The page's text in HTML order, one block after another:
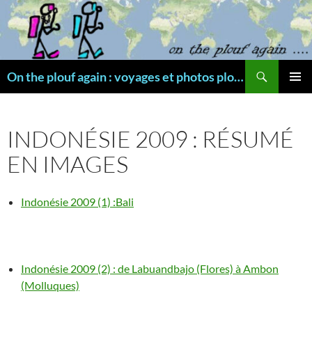
Aller
au
contenu
On the plouf again : voyages et photos plongée
INDONÉSIE 2009 : RÉSUMÉ
EN IMAGES
Indonésie 2009 (1) :Bali
Indonésie 2009 (2) : de Labuandbajo (Flores) à Ambon
(Molluques)